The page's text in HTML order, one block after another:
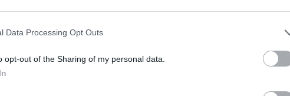
Data Processing Opt Outs
opt-out of the Sharing of my personal data.
Szembementek a trenddel: a Sepsi
OSK és az FK Csíkszereda kilóg a
A labdarúgó Szuperliga 2026–2027-es
17
lány,